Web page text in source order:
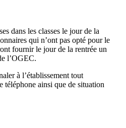
dans les classes le jour de la
qui n’ont pas opté pour le
fournir le jour de la rentrée un
l’OGEC.
à l’établissement tout
téléphone ainsi que de situation